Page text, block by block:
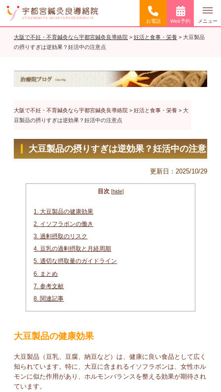
お電話 Web予約 メニュー
大阪で不妊・不育鍼灸なら宇都宮鍼灸良導絡院 > 妊活と食事・栄養 > 大豆製品
の摂りすぎは逆効果？妊活中の注意点
大阪で不妊・不育鍼灸なら宇都宮鍼灸良導絡院 > 妊活と食事・栄養 > 大
豆製品の摂りすぎは逆効果？妊活中の注意点
大豆製品の摂りすぎは逆効果？妊活中の注意
更新日： 2025/10/29
目次 [hide]
1.
大豆製品の健康効果
2. イソフラボンの働き
3. 過剰摂取のリスク
4. 豆乳の過剰摂取と月経周期
5. 適切な摂取量のガイドライン
6.
まとめ
7. 参考文献
8. 関連記事
大豆製品の健康効果
大豆製品（豆乳、豆腐、納豆など）は、健康に良い食品として広く
知られています。特に、大豆に含まれるイソフラボンは、女性ホル
モンに似た作用があり、ホルモンバランスを整える効果が期待され
ています。